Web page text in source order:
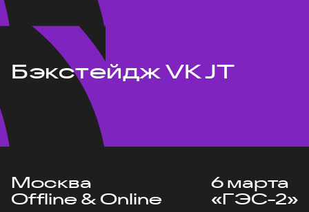
Бэкстейдж VK JT
Москва
Offline & Online
6 марта
«ГЭС-2»